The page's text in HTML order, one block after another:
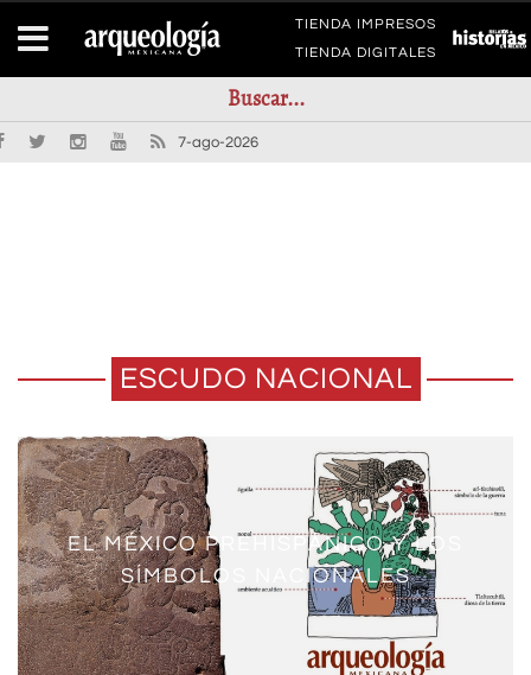
TIENDA IMPRESOS
TIENDA DIGITALES
7-ago-2026
ESCUDO NACIONAL
EL MÉXICO PREHISPÁNICO Y LOS
SÍMBOLOS NACIONALES